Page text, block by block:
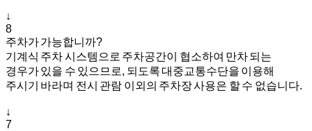
↓
8
주차가 가능합니까?
기계식 주차 시스템으로 주차공간이 협소하여 만차 되는
경우가 있을 수 있으므로, 되도록 대중교통수단을 이용해
주시기 바라며 전시 관람 이외의 주차장 사용은 할 수 없습니다.
↓
7